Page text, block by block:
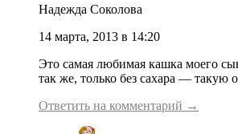
Надежда Соколова
14 марта, 2013 в 14:20
Это самая любимая кашка моего
так же, только без сахара — такую
Ответить на комментарий →